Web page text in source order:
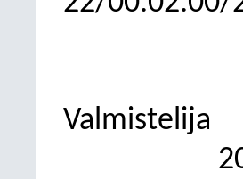
Valmistelija